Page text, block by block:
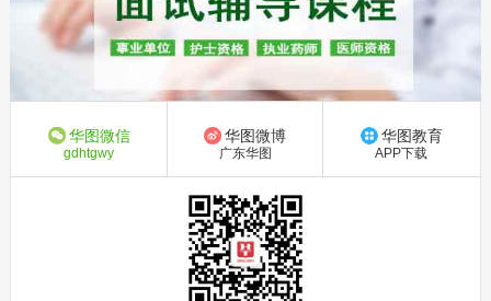
华图微信
gdhtgwy
华图微博
广东华图
华图教育
APP下载